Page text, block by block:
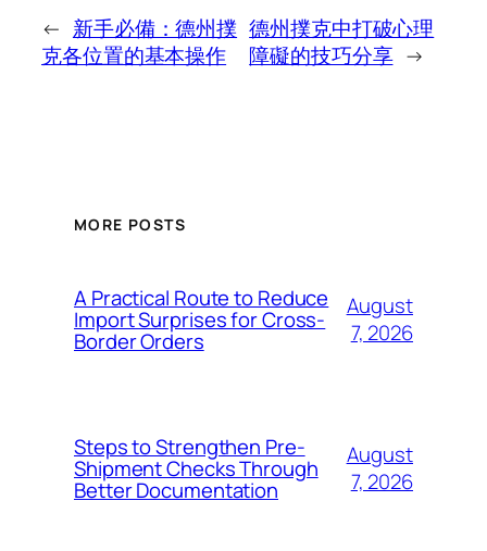
← 新手必備：德州撲
克各位置的基本操作
德州撲克中打破心理
障礙的技巧分享 →
MORE POSTS
A Practical Route to Reduce
Import Surprises for Cross-
Border Orders
August
7, 2026
Steps to Strengthen Pre-
Shipment Checks Through
Better Documentation
August
7, 2026